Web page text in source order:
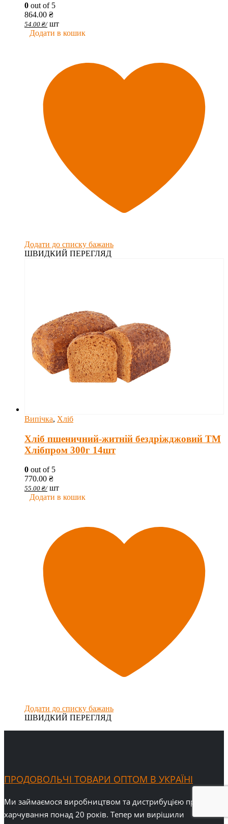
0 out of 5
864.00 ₴
54.00 ₴/ шт
Додати в кошик
Додати до списку бажань
ШВИДКИЙ ПЕРЕГЛЯД
Випічка, Хліб
Хліб пшеничний-житній бездріжджовий ТМ
Хлібпром 300г 14шт
0 out of 5
770.00 ₴
55.00 ₴/ шт
Додати в кошик
Додати до списку бажань
ШВИДКИЙ ПЕРЕГЛЯД
ПРОДОВОЛЬЧІ ТОВАРИ ОПТОМ В УКРАЇНІ
Ми займаємося виробництвом та дистрибуцією продуктів
харчування понад 20 років. Тепер ми вирішили